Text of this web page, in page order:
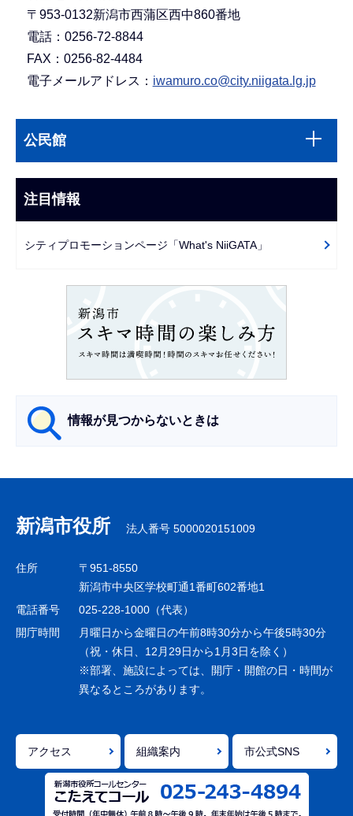
〒953-0132新潟市西蒲区西中860番地
電話：0256-72-8844
FAX：0256‐82-4484
電子メールアドレス： iwamuro.co@city.niigata.lg.jp
文
こ
ま
で
ビ
ー
公民館
注目情報
シティプロモーションページ「What's NiiGATA」
情報が見つからないときは
ナ
ビ
ゲ
シ
ョ
で
新潟市役所 法人番号 5000020151009
住所
〒951-8550
新潟市中央区学校町通1番町602番地1
電話番号
025-228-1000（代表）
開庁時間
月曜日から金曜日の午前8時30分から午後5時30分
（祝・休日、12月29日から1月3日を除く）
※部署、施設によっては、開庁・開館の日・時間が
異なるところがあります。
アクセス 組織案内 市公式SNS